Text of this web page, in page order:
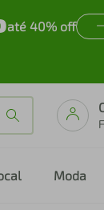
até 40% off
Moda